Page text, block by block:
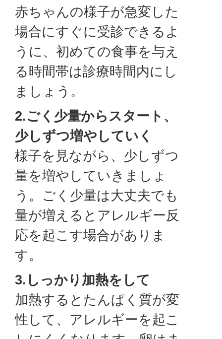
赤ちゃんの様子が急変した
場合にすぐに受診できるよ
うに、初めての食事を与え
る時間帯は診療時間内にし
ましょう。
2.ごく少量からスタート、
少しずつ増やしていく
様子を見ながら、少しずつ
量を増やしていきましょ
う。ごく少量は大丈夫でも
量が増えるとアレルギー反
応を起こす場合がありま
す。
3.しっかり加熱をして
加熱するとたんぱく質が変
性して、アレルギーを起こ